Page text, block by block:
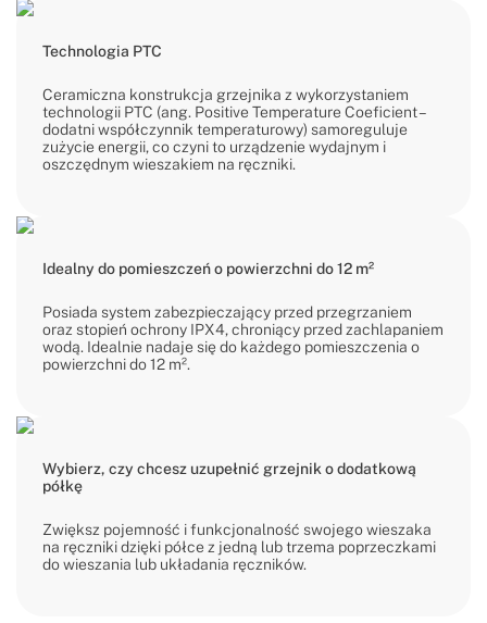
Technologia PTC
Ceramiczna konstrukcja grzejnika z wykorzystaniem
technologii PTC (ang. Positive Temperature Coeficient –
dodatni współczynnik temperaturowy) samoreguluje
zużycie energii, co czyni to urządzenie wydajnym i
oszczędnym wieszakiem na ręczniki.
Idealny do pomieszczeń o powierzchni do 12 m²
Posiada system zabezpieczający przed przegrzaniem
oraz stopień ochrony IPX4, chroniący przed zachlapaniem
wodą. Idealnie nadaje się do każdego pomieszczenia o
powierzchni do 12 m².
Wybierz, czy chcesz uzupełnić grzejnik o dodatkową
półkę
Zwiększ pojemność i funkcjonalność swojego wieszaka
na ręczniki dzięki półce z jedną lub trzema poprzeczkami
do wieszania lub układania ręczników.